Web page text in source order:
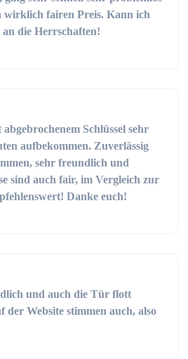
wirklich fairen Preis. Kann ich
die Herrschaften!
Schlüssel sehr
aufbekommen. Zuverlässig
sehr freundlich und
sind auch fair, im Vergleich zur
Danke euch!
und auch die Tür flott
der Website stimmen auch, also